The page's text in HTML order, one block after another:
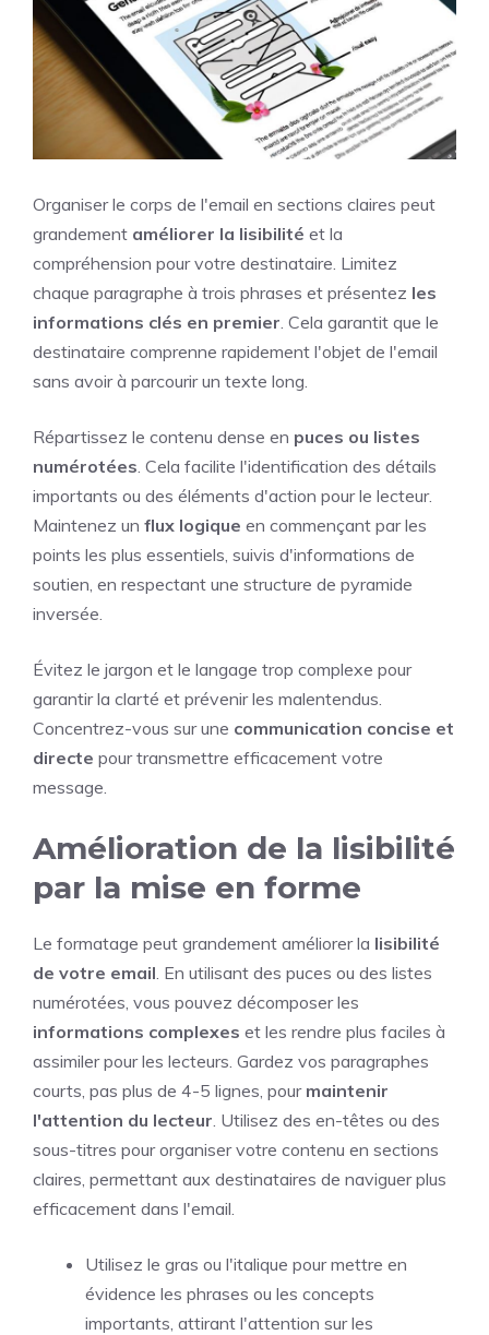
Organiser le corps de l'email en sections claires peut
grandement améliorer la lisibilité et la
compréhension pour votre destinataire. Limitez
chaque paragraphe à trois phrases et présentez les
informations clés en premier . Cela garantit que le
destinataire comprenne rapidement l'objet de l'email
sans avoir à parcourir un texte long.
Répartissez le contenu dense en puces ou listes
numérotées . Cela facilite l'identification des détails
importants ou des éléments d'action pour le lecteur.
Maintenez un flux logique en commençant par les
points les plus essentiels, suivis d'informations de
soutien, en respectant une structure de pyramide
inversée.
Évitez le jargon et le langage trop complexe pour
garantir la clarté et prévenir les malentendus.
Concentrez-vous sur une communication concise et
directe pour transmettre efficacement votre
message.
Amélioration de la lisibilité
par la mise en forme
Le formatage peut grandement améliorer la lisibilité
de votre email . En utilisant des puces ou des listes
numérotées, vous pouvez décomposer les
informations complexes et les rendre plus faciles à
assimiler pour les lecteurs. Gardez vos paragraphes
courts, pas plus de 4-5 lignes, pour maintenir
l'attention du lecteur . Utilisez des en-têtes ou des
sous-titres pour organiser votre contenu en sections
claires, permettant aux destinataires de naviguer plus
efficacement dans l'email.
Utilisez le gras ou l'italique pour mettre en
évidence les phrases ou les concepts
importants, attirant l'attention sur les